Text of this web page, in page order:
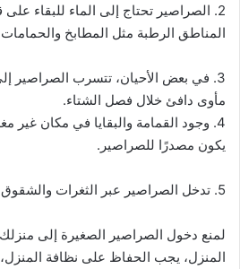
2. الصراصير تحتاج إلى الماء للبقاء
المناطق الرطبة مثل المطابخ
3. في بعض الأحيان، تتسرب الصراصير
مأوى دافئ خلال فصل الشتاء.
4. وجود القمامة والبقايا في مكان
يكون مصدرًا للصراصير.
5. تدخل الصراصير عبر الثغرات والشقوق في الجدران والأرضيات.
لمنع دخول الصراصير الصغيرة إلى
المنزل، يجب الحفاظ على نظافة